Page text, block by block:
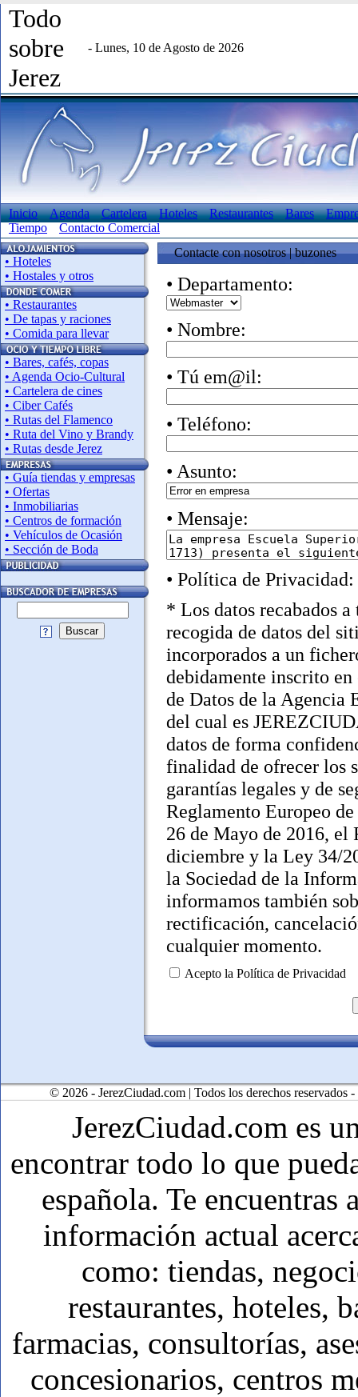
Todo
sobre
Jerez
- Lunes, 10 de Agosto de 2026
Inicio Agenda Cartelera Hoteles Restaurantes Bares
Tiempo
Contacto Comercial
• Hoteles
• Hostales y otros
• Restaurantes
• De tapas y raciones
• Comida para llevar
• Bares, cafés, copas
• Agenda Ocio-Cultural
• Cartelera de cines
• Ciber Cafés
• Rutas del Flamenco
• Ruta del Vino y Brandy
• Rutas desde Jerez
• Guía tiendas y empresas
• Ofertas
• Inmobiliarias
• Centros de formación
• Vehículos de Ocasión
• Sección de Boda
Buscar
Contacte con nosotros | buzones
• Departamento:
• Nombre:
• Tú em@il:
• Teléfono:
• Asunto:
• Mensaje:
• Política de Privacidad:
* Los datos recabados
recogida de datos del
incorporados a un
debidamente inscrito
de Datos de la Agencia
del cual es
datos de forma
finalidad de ofrecer los
garantías legales y de
Reglamento Europeo
26 de Mayo de 2016, el
diciembre y la Ley 34/
la Sociedad de la
informamos también
rectificación,
cualquier momento.
Acepto la Política de Privacidad
© 2026 - JerezCiudad.com | Todos los derechos
JerezCiudad.com es
encontrar todo lo que
española. Te
información actual
como: tiendas,
restaurantes, hoteles,
farmacias, consultorías,
concesionarios, centros